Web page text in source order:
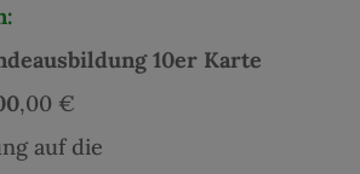
10er Karte
,00 €
auf die